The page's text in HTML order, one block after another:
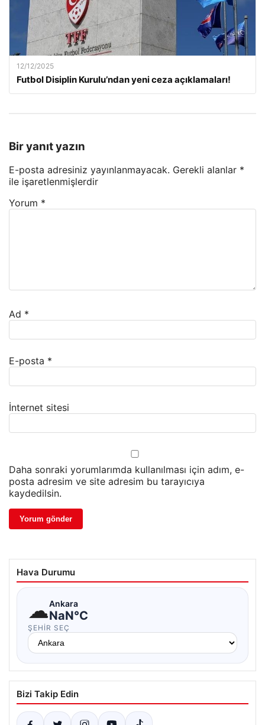
12/12/2025
Futbol Disiplin Kurulu’ndan yeni ceza açıklamaları!
Bir yanıt yazın
E-posta adresiniz yayınlanmayacak. Gerekli alanlar *
ile işaretlenmişlerdir
Yorum *
Ad *
E-posta *
İnternet sitesi
Daha sonraki yorumlarımda kullanılması için adım, e-
posta adresim ve site adresim bu tarayıcıya
kaydedilsin.
Hava Durumu
☁Ankara
NaN°C
ŞEHIR SEÇ
Bizi Takip Edin